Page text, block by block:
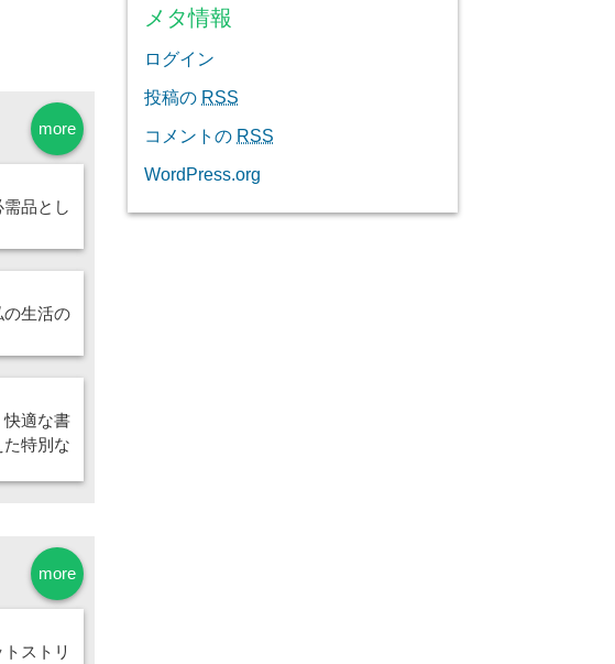
more
品とし
生活の
適な書
特別な
more
ストリ
メタ情報
ログイン
投稿の RSS
コメントの RSS
WordPress.org